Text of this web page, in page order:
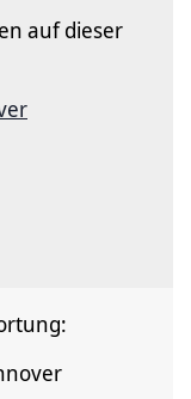
auf dieser